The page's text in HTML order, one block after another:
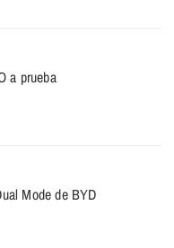
a prueba
Mode de BYD